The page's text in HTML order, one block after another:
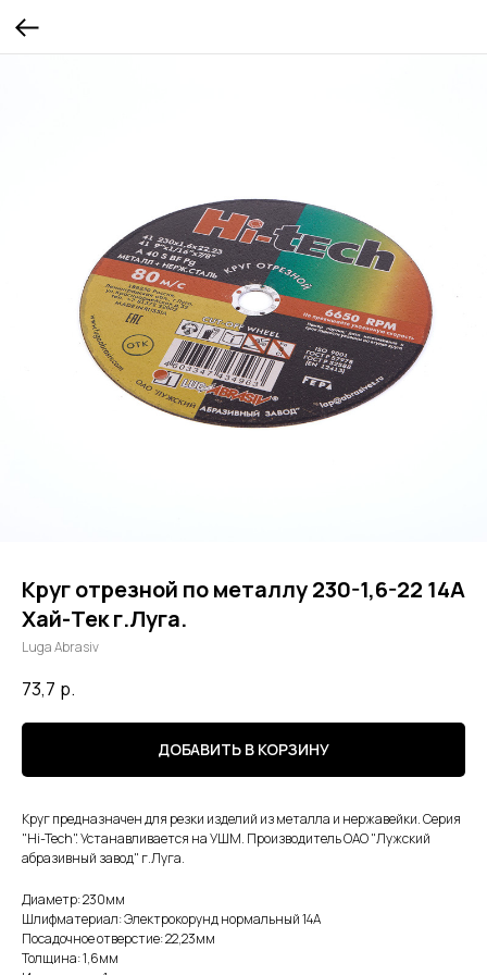
Круг отрезной по металлу 230-1,6-22 14А
Хай-Тек г.Луга.
Luga Abrasiv
73,7 р.
ДОБАВИТЬ В КОРЗИНУ
Круг предназначен для резки изделий из металла и нержавейки. Серия
"Hi-Tech". Устанавливается на УШМ. Производитель ОАО "Лужский
абразивный завод" г.Луга.
Диаметр: 230мм
Шлифматериал: Электрокорунд нормальный 14А
Посадочное отверстие: 22,23мм
Толщина: 1,6мм